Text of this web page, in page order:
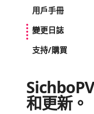
用戶手冊
變更日誌
支持/購買
和更新。